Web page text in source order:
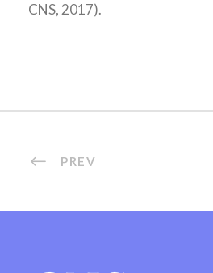
CNS, 2017).
PREV